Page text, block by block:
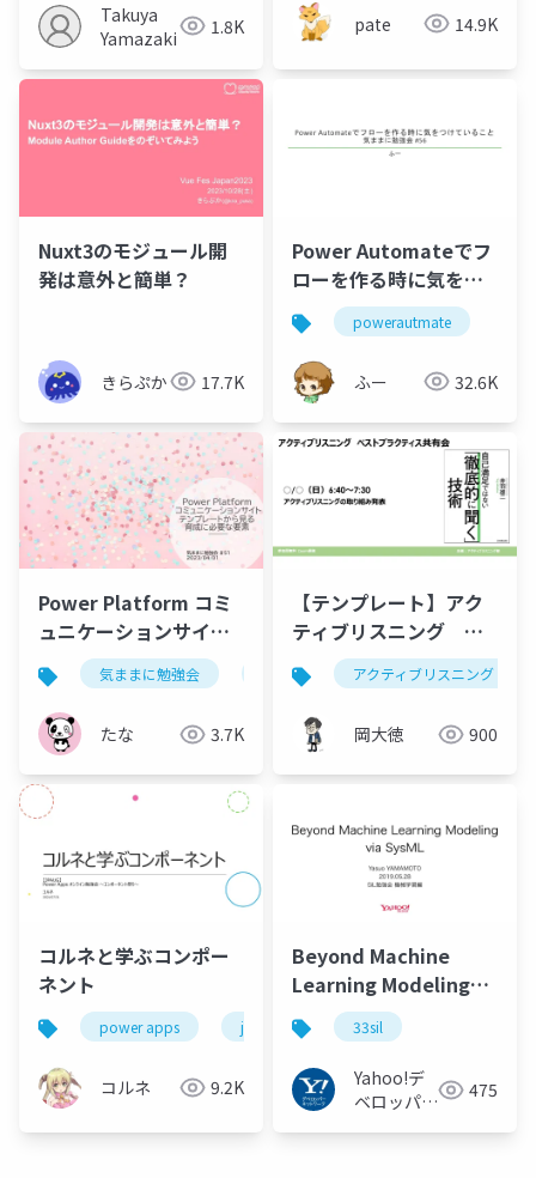
Takuya
Yamazaki
1.8K pate 14.9K
Nuxt3のモジュール開
発は意外と簡単？
きらぷか 17.7K
Power Automateでフ
ローを作る時に気をけ
ていることpowerautmate
ふー 32.6K
Power Platform コミ
ュニケーションサイト
テンプレートから見る
育成に必要な要素
気ままに勉強会 sharepoint
たな 3.7K
【テンプレート】アク
ティブリスニング ベ
ストプラクティス共有
会
アクティブリスニング
岡大徳 900
コルネと学ぶコンポー
ネント
power apps jpaug
コルネ 9.2K
Beyond Machine
Learning Modeling
via SysML SIL勉強会
機械学習編
33sil
Yahoo!デ
ベロッパー
475